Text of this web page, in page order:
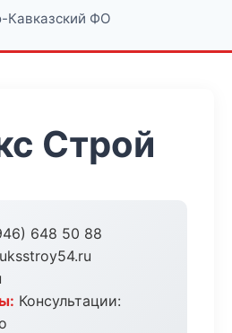
Кавказский ФО
Строй
648 50 88
Консультации: